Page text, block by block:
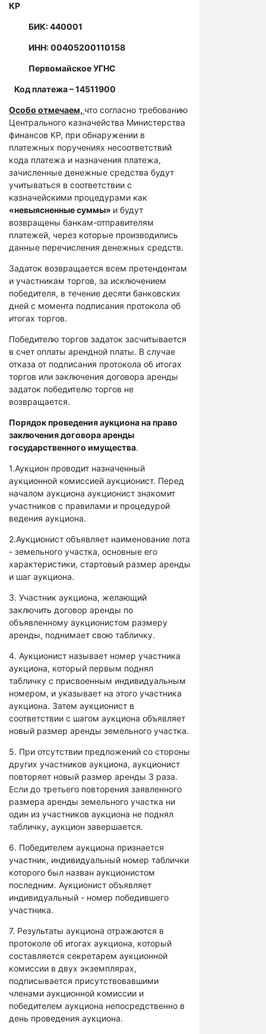
КР
БИК: 440001
ИНН: 00405200110158
Первомайское УГНС
Код платежа – 14511900
Особо отмечаем, что согласно требованию
Центрального казначейства Министерства
финансов КР, при обнаружении в
платежных поручениях несоответствий
кода платежа и назначения платежа,
зачисленные денежные средства будут
учитываться в соответствии с
казначейскими процедурами как
«невыясненные суммы» и будут
возвращены банкам-отправителям
платежей, через которые производились
данные перечисления денежных средств.
Задаток возвращается всем претендентам
и участникам торгов, за исключением
победителя, в течение десяти банковских
дней с момента подписания протокола об
итогах торгов.
Победителю торгов задаток засчитывается
в счет оплаты арендной платы. В случае
отказа от подписания протокола об итогах
торгов или заключения договора аренды
задаток победителю торгов не
возвращается.
Порядок проведения аукциона на право
заключения договора аренды
государственного имущества.
1.Аукцион проводит назначенный
аукционной комиссией аукционист. Перед
началом аукциона аукционист знакомит
участников с правилами и процедурой
ведения аукциона.
2.Аукционист объявляет наименование лота
- земельного участка, основные его
характеристики, стартовый размер аренды
и шаг аукциона.
3. Участник аукциона, желающий
заключить договор аренды по
объявленному аукционистом размеру
аренды, поднимает свою табличку.
4. Аукционист называет номер участника
аукциона, который первым поднял
табличку с присвоенным индивидуальным
номером, и указывает на этого участника
аукциона. Затем аукционист в
соответствии с шагом аукциона объявляет
новый размер аренды земельного участка.
5. При отсутствии предложений со стороны
других участников аукциона, аукционист
повторяет новый размер аренды 3 раза.
Если до третьего повторения заявленного
размера аренды земельного участка ни
один из участников аукциона не поднял
табличку, аукцион завершается.
6. Победителем аукциона признается
участник, индивидуальный номер таблички
которого был назван аукционистом
последним. Аукционист объявляет
индивидуальный - номер победившего
участника.
7. Результаты аукциона отражаются в
протоколе об итогах аукциона, который
составляется секретарем аукционной
комиссии в двух экземплярах,
подписывается присутствовавшими
членами аукционной комиссии и
победителем аукциона непосредственно в
день проведения аукциона.